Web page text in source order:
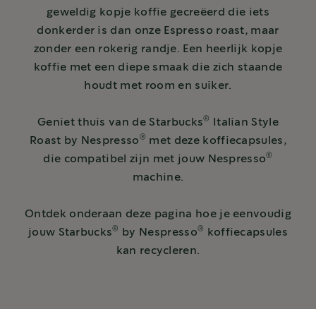
geweldig kopje koffie gecreëerd die iets
donkerder is dan onze Espresso roast, maar
zonder een rokerig randje. Een heerlijk kopje
koffie met een diepe smaak die zich staande
houdt met room en suiker.
Geniet thuis van de Starbucks®
Italian Style
Roast by Nespresso ® met deze koffiecapsules,
die compatibel zijn met jouw Nespresso®
machine.
Ontdek onderaan deze pagina hoe je eenvoudig
jouw Starbucks® by Nespresso®
koffiecapsules
kan recycleren.